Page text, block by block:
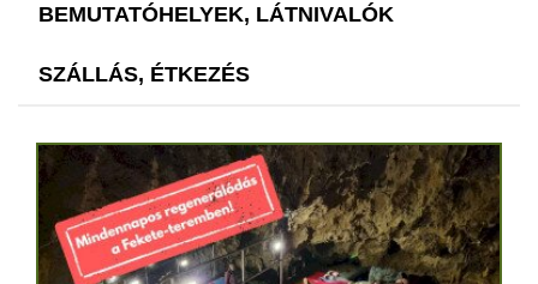
BEMUTATÓHELYEK, LÁTNIVALÓK
SZÁLLÁS, ÉTKEZÉS